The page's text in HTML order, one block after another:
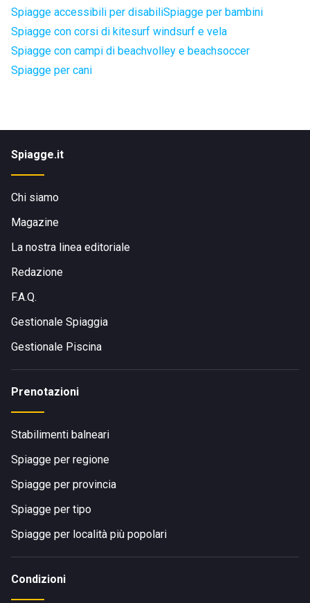
Spiagge accessibili per disabiliSpiagge per bambini
Spiagge con corsi di kitesurf windsurf e vela
Spiagge con campi di beachvolley e beachsoccer
Spiagge per cani
Spiagge.it
Chi siamo
Magazine
La nostra linea editoriale
Redazione
F.A.Q.
Gestionale Spiaggia
Gestionale Piscina
Prenotazioni
Stabilimenti balneari
Spiagge per regione
Spiagge per provincia
Spiagge per tipo
Spiagge per località più popolari
Condizioni